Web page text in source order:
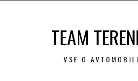
TEAM
VSE O